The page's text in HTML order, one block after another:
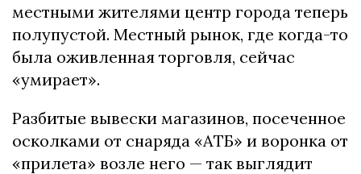
местными жителями центр города теперь
полупустой. Местный рынок, где когда-то
была оживленная торговля, сейчас
«умирает».
Разбитые вывески магазинов, посеченное
осколками от снаряда «АТБ» и воронка от
«прилета» возле него — так выглядит